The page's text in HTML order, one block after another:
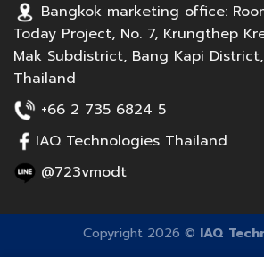
Bangkok marketing office:
Today Project, No. 7, Krungthep
Mak Subdistrict, Bang Kapi
Thailand
+66 2 735 6824 5
IAQ Technologies Thailand
@723vmodt
Copyright 2026 © IAQ